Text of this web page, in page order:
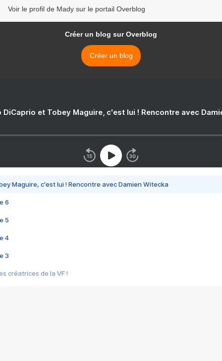
Voir le profil de Mady sur le portail Overblog
Créer un blog sur Overblog
Créer un blog
DiCaprio et Tobey Maguire, c'est lui ! Rencontre avec
Maguire, c'est lui ! Rencontre avec Damien Witecka
6
5
4
3
créatrices de la VF !